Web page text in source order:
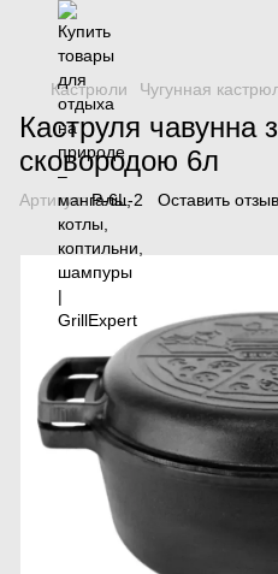
Кастрюли Чугунная
Каструля чавунна
сковородою 6л
Артикул:P-6L-2 Оставить отзыв